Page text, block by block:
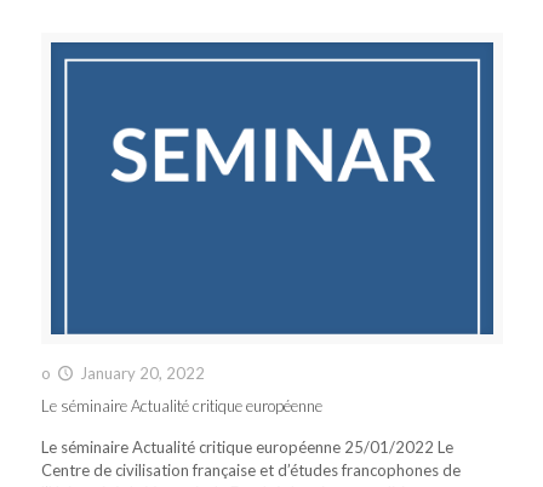
o
January 20, 2022
Le séminaire Actualité critique européenne
Le séminaire Actualité critique européenne 25/01/2022 Le
Centre de civilisation française et d’études francophones de